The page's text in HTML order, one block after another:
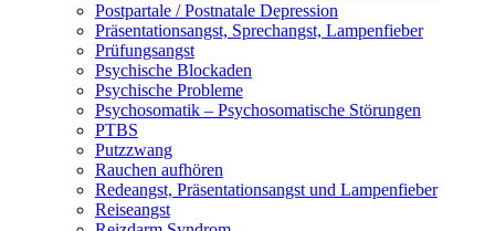
Postpartale / Postnatale Depression
Präsentationsangst, Sprechangst, Lampenfieber
Prüfungsangst
Psychische Blockaden
Psychische Probleme
Psychosomatik – Psychosomatische Störungen
PTBS
Putzzwang
Rauchen aufhören
Redeangst, Präsentationsangst und Lampenfieber
Reiseangst